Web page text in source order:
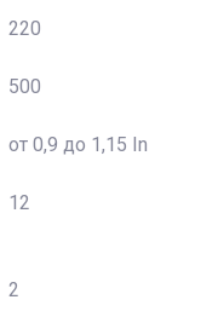
220
500
от 0,9 до 1,15 In
12
2